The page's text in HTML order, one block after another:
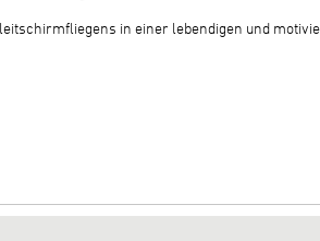
in einer lebendigen und